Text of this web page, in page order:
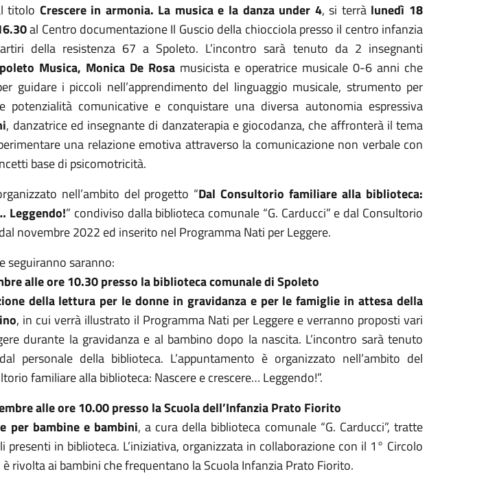
titolo Crescere in armonia. La musica e la danza under 4, si terrà lunedì 18
al Centro documentazione Il Guscio della chiocciola presso il centro infanzia
della resistenza 67 a Spoleto. L’incontro sarà tenuto da 2 insegnanti
Musica, Monica De Rosamusicista e operatrice musicale 0-6 anni che
guidare i piccoli nell’apprendimento del linguaggio musicale, strumento per
potenzialità comunicative e conquistare una diversa autonomia espressiva
, danzatrice ed insegnante di danzaterapia e giocodanza, che affronterà il tema
una relazione emotiva attraverso la comunicazione non verbale con
base di psicomotricità.
nell’ambito del progetto “Dal Consultorio familiare alla biblioteca:
Leggendo!” condiviso dalla biblioteca comunale “G. Carducci” e dal Consultorio
novembre 2022 ed inserito nel Programma Nati per Leggere.
seguiranno saranno:
alle ore 10.30 presso la biblioteca comunale di Spoleto
della lettura per le donne in gravidanza e per le famiglie in attesa della
, in cui verrà illustrato il Programma Nati per Leggere e verranno proposti vari
durante la gravidanza e al bambino dopo la nascita. L’incontro sarà tenuto
personale della biblioteca. L’appuntamento è organizzato nell’ambito del
familiare alla biblioteca: Nascere e crescere… Leggendo!”.
alle ore 10.00 presso la Scuola dell’Infanzia Prato Fiorito
per bambine e bambini, a cura della biblioteca comunale “G. Carducci”, tratte
presenti in biblioteca. L’iniziativa, organizzata in collaborazione con il 1° Circolo
rivolta ai bambini che frequentano la Scuola Infanzia Prato Fiorito.